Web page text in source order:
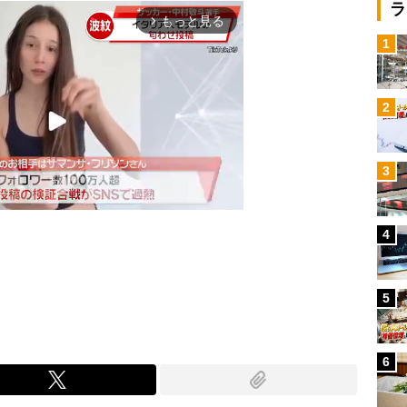
arrow_forward_ios もっと見る
1
2
3
4
5
6